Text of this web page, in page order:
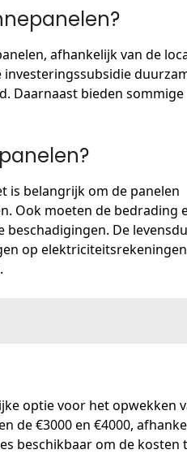
afhankelijk van de
Daarnaast bieden sommige
is belangrijk om de panelen
Ook moeten de bedrading
De
op elektriciteitsrekeningen
optie voor het opwekken
de €3000 en €4000,
beschikbaar om de kosten